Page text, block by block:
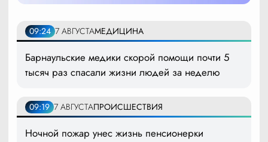
09:24 7 АВГУСТАМЕДИЦИНА
Барнаульские медики скорой помощи почти 5
тысяч раз спасали жизни людей за неделю
09:19 7 АВГУСТАПРОИСШЕСТВИЯ
Ночной пожар унес жизнь пенсионерки